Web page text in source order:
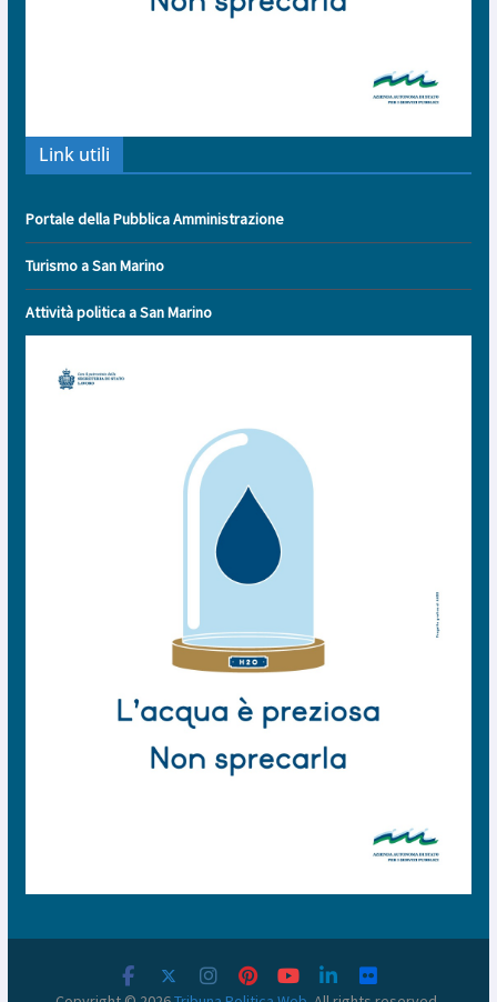
Link utili
Portale della Pubblica Amministrazione
Turismo a San Marino
Attività politica a San Marino